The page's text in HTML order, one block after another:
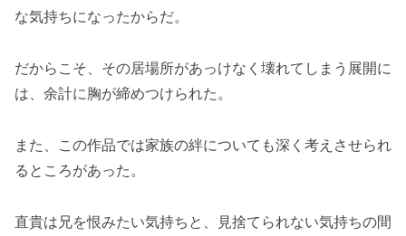
な気持ちになったからだ。
だからこそ、その居場所があっけなく壊れてしまう展開に
は、余計に胸が締めつけられた。
また、この作品では家族の絆についても深く考えさせられ
るところがあった。
直貴は兄を恨みたい気持ちと、見捨てられない気持ちの間